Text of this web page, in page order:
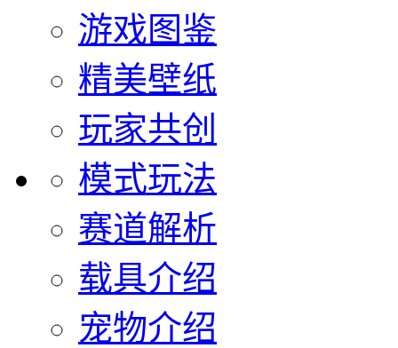
游戏图鉴
精美壁纸
玩家共创
模式玩法
赛道解析
载具介绍
宠物介绍